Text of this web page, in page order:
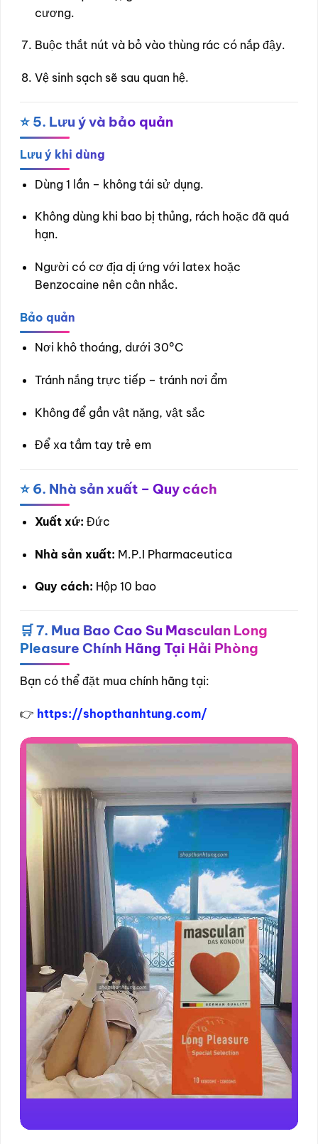
cương.
Buộc thắt nút và bỏ vào thùng rác có nắp đậy.
Vệ sinh sạch sẽ sau quan hệ.
⭐ 5. Lưu ý và bảo quản
Lưu ý khi dùng
Dùng 1 lần – không tái sử dụng.
Không dùng khi bao bị thủng, rách hoặc đã quá
hạn.
Người có cơ địa dị ứng với latex hoặc
Benzocaine nên cân nhắc.
Bảo quản
Nơi khô thoáng, dưới 30°C
Tránh nắng trực tiếp – tránh nơi ẩm
Không để gần vật nặng, vật sắc
Để xa tầm tay trẻ em
⭐ 6. Nhà sản xuất – Quy cách
Xuất xứ: Đức
Nhà sản xuất: M.P.I Pharmaceutica
Quy cách: Hộp 10 bao
🛒7. Mua Bao Cao Su Masculan Long
Pleasure Chính Hãng Tại Hải Phòng
Bạn có thể đặt mua chính hãng tại:
👉 https://shopthanhtung.com/